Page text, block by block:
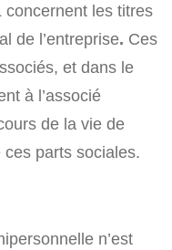
concernent les titres
de l’entreprise. Ces
et dans le
à l’associé
de la vie de
ces parts sociales.
n’est